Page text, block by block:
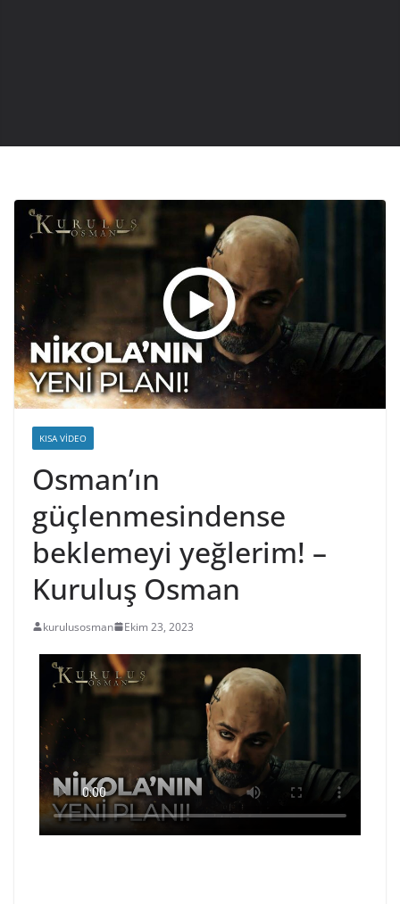
KISA VIDEO
Osman’ın
güçlenmesindense
beklemeyi yeğlerim! –
Kuruluş Osman
kurulusosman Ekim 23, 2023